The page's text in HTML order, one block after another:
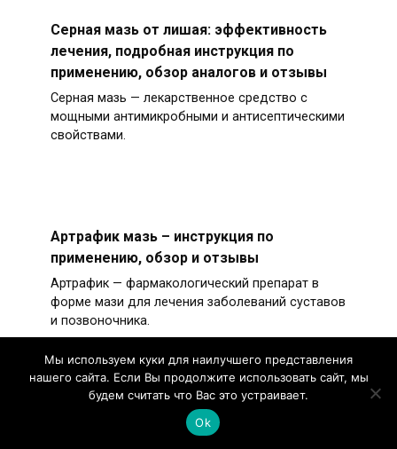
Серная мазь от лишая: эффективность
лечения, подробная инструкция по
применению, обзор аналогов и отзывы
Серная мазь — лекарственное средство с
мощными антимикробными и антисептическими
свойствами.
Артрафик мазь – инструкция по
применению, обзор и отзывы
Артрафик — фармакологический препарат в
форме мази для лечения заболеваний суставов
и позвоночника.
Диклофенак при остеохондрозе:
Мы используем куки для наилучшего представления
нашего сайта. Если Вы продолжите использовать сайт, мы
будем считать что Вас это устраивает.
Ok